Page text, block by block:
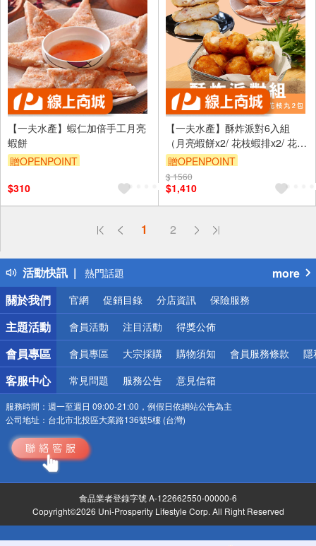
【一夫水產】蝦仁加倍手工月亮
蝦餅
贈OPENPOINT
$310
【一夫水產】酥炸派對6入組
（月亮蝦餅x2/ 花枝蝦排x2/ 花枝
丸x2）
贈OPENPOINT
訂單滿999享95折
$ 1560
$1,410
1 2
活動快訊
偏遠地區配送
得獎公告
熱門話題
銀行優惠
偏遠地區配送
詐騙網頁！請小心！
more
關於我們
官網 促銷目錄 分店資訊 保險服務
主題活動 會員活動 注目活動 得獎公佈
會員專區 會員專區 大宗採購 購物須知 會員服務條款 隱
客服中心 常見問題 服務公告 意見信箱
服務時間： 週一至週日 09:00-21:00，例假日依網站公告為主
公司地址： 台北市北投區大業路136號5樓 (台灣)
食品業者登錄字號 A-122662550-00000-6
Copyright©2026 Uni-Prosperity Lifestyle Corp. All Right Reserved